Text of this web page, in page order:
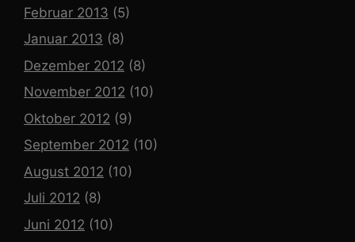
Februar 2013 (5)
Januar 2013 (8)
Dezember 2012 (8)
November 2012 (10)
Oktober 2012 (9)
September 2012 (10)
August 2012 (10)
Juli 2012 (8)
Juni 2012 (10)